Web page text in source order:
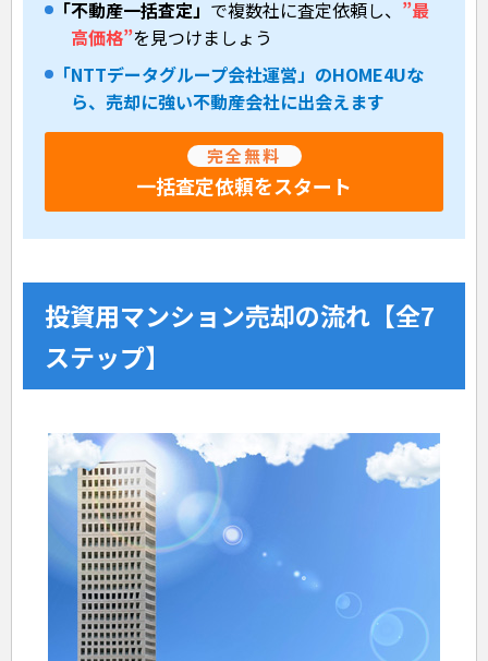
「不動産一括査定」 で複数社に査定依頼し、 ”最
高価格”を見つけましょう
「NTTデータグループ会社運営」のHOME4Uな
ら、売却に強い不動産会社に出会えます
完全無料
一括査定依頼をスタート
投資用マンション売却の流れ【全7
ステップ】